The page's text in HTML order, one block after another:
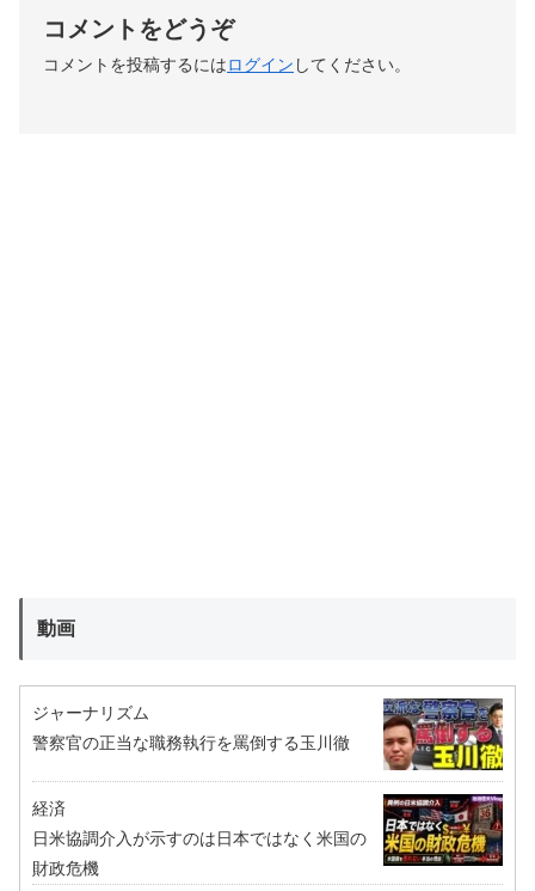
コメントをどうぞ
コメントを投稿するにはログイン してください。
動画
ジャーナリズム
警察官の正当な職務執行を罵倒する玉川徹
経済
日米協調介入が示すのは日本ではなく米国の
財政危機